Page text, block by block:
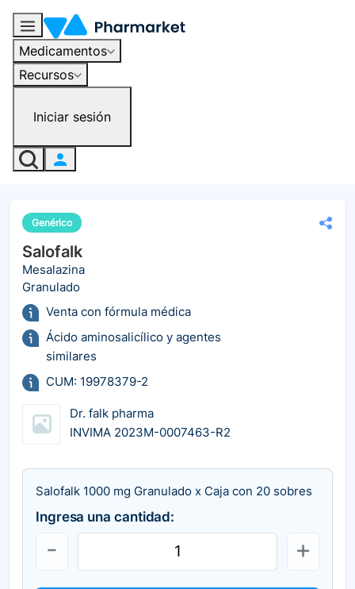
Medicamentos
Recursos
Iniciar sesión
Genérico
Salofalk
Mesalazina
Granulado
Venta con fórmula médica
Ácido aminosalicílico y agentes
similares
CUM: 19978379-2
Dr. falk pharma
INVIMA 2023M-0007463-R2
Salofalk 1000 mg Granulado x Caja con 20 sobres
Ingresa una cantidad: